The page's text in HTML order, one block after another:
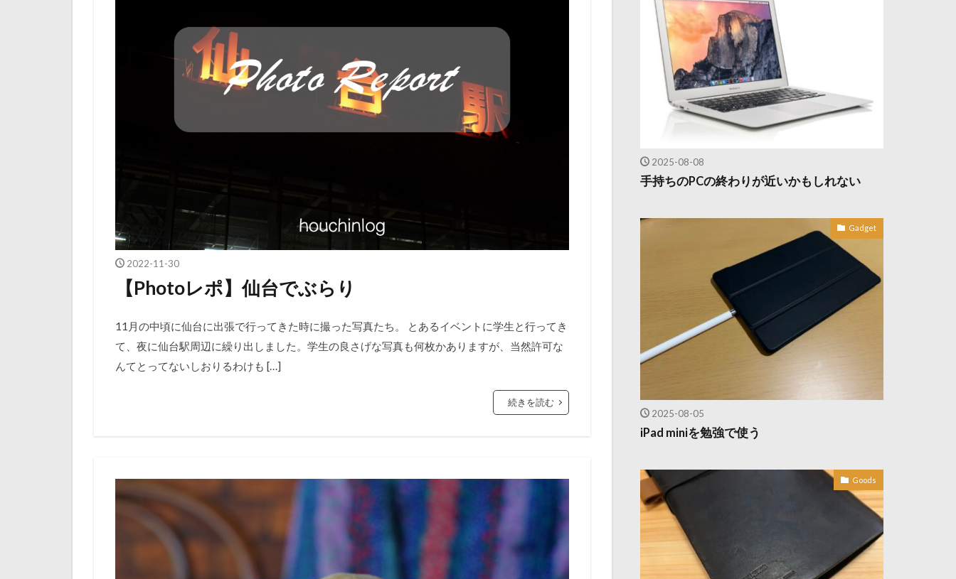
2022-11-30
【Photoレポ】仙台でぶらり
11月の中頃に仙台に出張で行ってきた時に撮った写真たち。 とあるイベントに学生と行ってき
て、夜に仙台駅周辺に繰り出しました。学生の良さげな写真も何枚かありますが、当然許可な
んてとってないしおりるわけも […]
続きを読む
2025-08-08
手持ちのPCの終わりが近いかもしれない
Gadget
2025-08-05
iPad miniを勉強で使う
Goods